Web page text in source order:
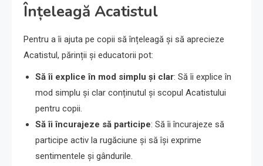
Înțeleagă Acatistul
Pentru a îi ajuta pe copii să înțeleagă și să aprecieze
Acatistul, părinții și educatorii pot:
Să îi explice în mod simplu și clar: Să îi explice în
mod simplu și clar conținutul și scopul Acatistului
pentru copii.
Să îi încurajeze să participe: Să îi încurajeze să
participe activ la rugăciune și să își exprime
sentimentele și gândurile.